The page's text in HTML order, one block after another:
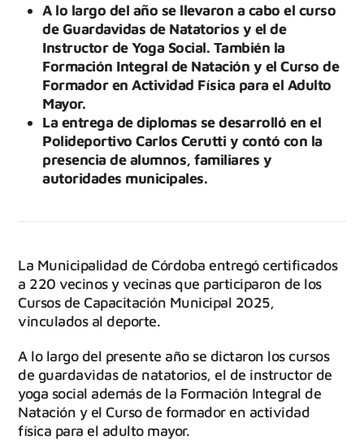
A lo largo del año se llevaron a cabo el curso
de Guardavidas de Natatorios y el de
Instructor de Yoga Social. También la
Formación Integral de Natación y el Curso de
Formador en Actividad Física para el Adulto
Mayor.
La entrega de diplomas se desarrolló en el
Polideportivo Carlos Cerutti y contó con la
presencia de alumnos, familiares y
autoridades municipales.
La Municipalidad de Córdoba entregó certificados
a 220 vecinos y vecinas que participaron de los
Cursos de Capacitación Municipal 2025,
vinculados al deporte.
A lo largo del presente año se dictaron los cursos
de guardavidas de natatorios, el de instructor de
yoga social además de la Formación Integral de
Natación y el Curso de formador en actividad
física para el adulto mayor.